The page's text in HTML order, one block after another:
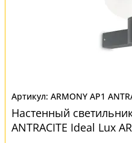
ARMONY AP1
Настенный
ANTRACITE Ideal Lux